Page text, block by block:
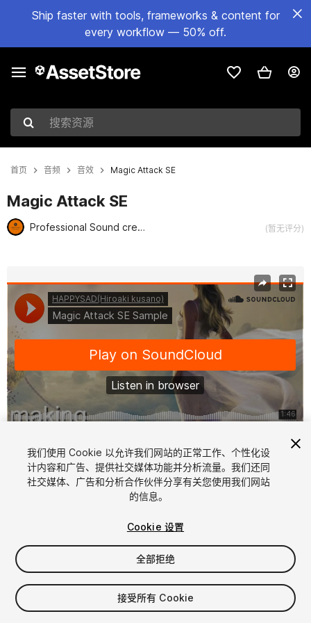
Ship faster with tools, frameworks & content for
every workflow — 50% off.
搜索资源
首页 音频 音效 Magic Attack SE
Magic Attack SE
Professional Sound create of Happy Sad (暂无评分)
1/4
$40
增值税将在结算时计算
我们使用 Cookie 以允许我们网站的正常工作、个性化设
计内容和广告、提供社交媒体功能并分析流量。我们还同
社交媒体、广告和分析合作伙伴分享有关您使用我们网站
的信息。
Cookie 设置
全部拒绝
接受所有 Cookie